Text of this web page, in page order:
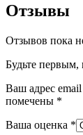
Отзывы
Отзывов пока
Будьте первым,
Ваш адрес email
помечены *
Ваша оценка *